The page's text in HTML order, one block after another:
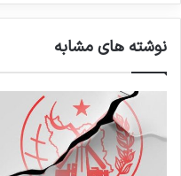
نوشته های مشابه